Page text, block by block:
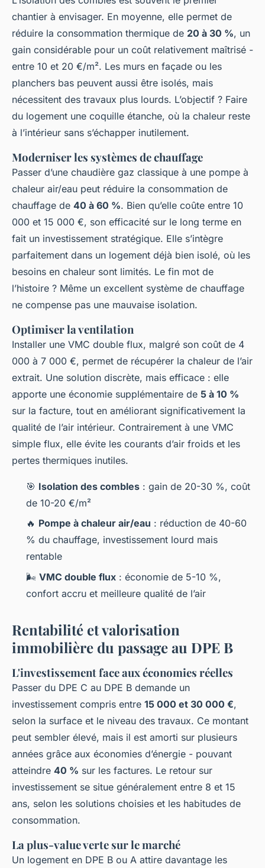
chantier à envisager. En moyenne, elle permet de
réduire la consommation thermique de 20 à 30 %, un
gain considérable pour un coût relativement maîtrisé -
entre 10 et 20 €/m². Les murs en façade ou les
planchers bas peuvent aussi être isolés, mais
nécessitent des travaux plus lourds. L’objectif ? Faire
du logement une coquille étanche, où la chaleur reste
à l’intérieur sans s’échapper inutilement.
Moderniser les systèmes de chauffage
Passer d’une chaudière gaz classique à une pompe à
chaleur air/eau peut réduire la consommation de
chauffage de 40 à 60 %. Bien qu’elle coûte entre 10
000 et 15 000 €, son efficacité sur le long terme en
fait un investissement stratégique. Elle s’intègre
parfaitement dans un logement déjà bien isolé, où les
besoins en chaleur sont limités. Le fin mot de
l’histoire ? Même un excellent système de chauffage
ne compense pas une mauvaise isolation.
Optimiser la ventilation
Installer une VMC double flux, malgré son coût de 4
000 à 7 000 €, permet de récupérer la chaleur de l’air
extrait. Une solution discrète, mais efficace : elle
apporte une économie supplémentaire de 5 à 10 %
sur la facture, tout en améliorant significativement la
qualité de l’air intérieur. Contrairement à une VMC
simple flux, elle évite les courants d’air froids et les
pertes thermiques inutiles.
🎯 Isolation des combles : gain de 20-30 %, coût
de 10-20 €/m²
🔥 Pompe à chaleur air/eau : réduction de 40-60
% du chauffage, investissement lourd mais
rentable
🌬️ VMC double flux : économie de 5-10 %,
confort accru et meilleure qualité de l’air
Rentabilité et valorisation
immobilière du passage au DPE B
L'investissement face aux économies réelles
Passer du DPE C au DPE B demande un
investissement compris entre 15 000 et 30 000 €,
selon la surface et le niveau des travaux. Ce montant
peut sembler élevé, mais il est amorti sur plusieurs
années grâce aux économies d’énergie - pouvant
atteindre 40 % sur les factures. Le retour sur
investissement se situe généralement entre 8 et 15
ans, selon les solutions choisies et les habitudes de
consommation.
La plus-value verte sur le marché
Un logement en DPE B ou A attire davantage les